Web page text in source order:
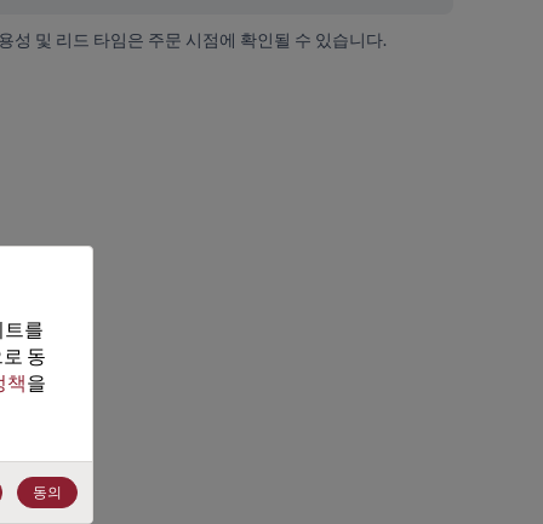
성 및 리드 타임은 주문 시점에 확인될 수 있습니다.
트를
동
책을
동의